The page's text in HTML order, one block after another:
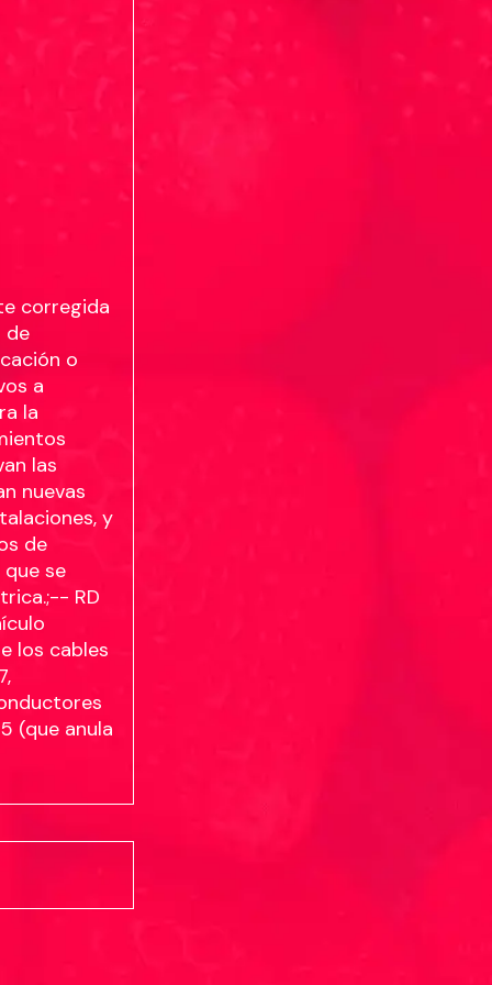
corregida
de
o
a
la
las
nuevas
y
de
se
RD
los cables
(que anula